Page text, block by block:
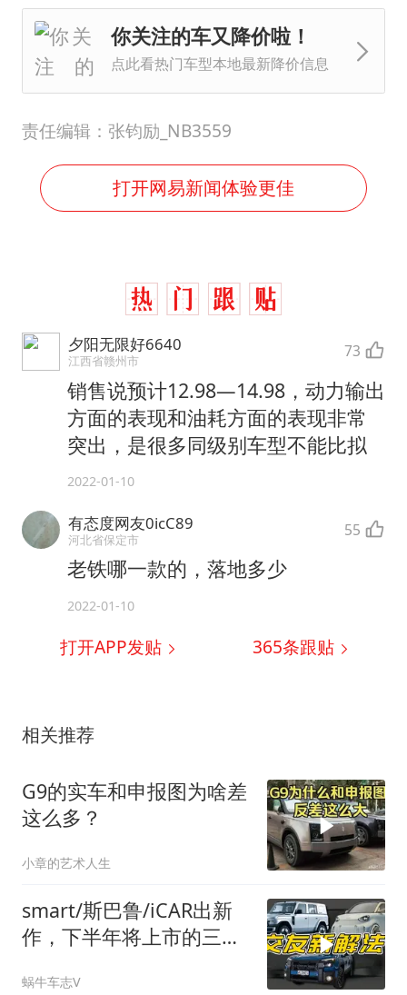
你关注的车又降价啦！
点此看热门车型本地最新降价信息
责任编辑：张钧励_NB3559
打开网易新闻体验更佳
夕阳无限好6640
江西省赣州市 73
销售说预计12.98—14.98，动力输出
方面的表现和油耗方面的表现非常
突出，是很多同级别车型不能比拟
2022-01-10
有态度网友0icC89
河北省保定市 55
老铁哪一款的，落地多少
2022-01-10
打开APP发贴 365条跟贴
相关推荐
G9的实车和申报图为啥差
这么多？
小章的艺术人生
smart/斯巴鲁/iCAR出新
作，下半年将上市的三台
蜗牛车志V